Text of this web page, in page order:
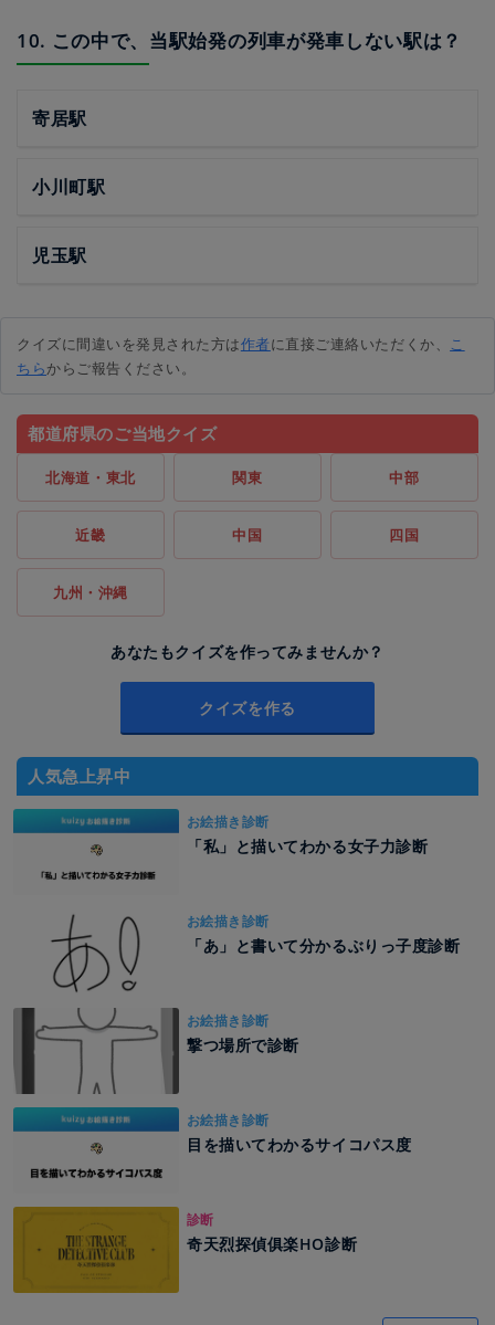
10. この中で、当駅始発の列車が発車しない駅は？
寄居駅
小川町駅
児玉駅
クイズに間違いを発見された方は作者に直接ご連絡いただくか、 こ
ちらからご報告ください。
都道府県のご当地クイズ
北海道・東北 関東 中部
近畿 中国 四国
九州・沖縄
あなたもクイズを作ってみませんか？
クイズを作る
人気急上昇中
お絵描き診断
「私」と描いてわかる女子力診断
お絵描き診断
「あ」と書いて分かるぶりっ子度診断
お絵描き診断
撃つ場所で診断
お絵描き診断
目を描いてわかるサイコパス度
診断
奇天烈探偵俱楽HO診断